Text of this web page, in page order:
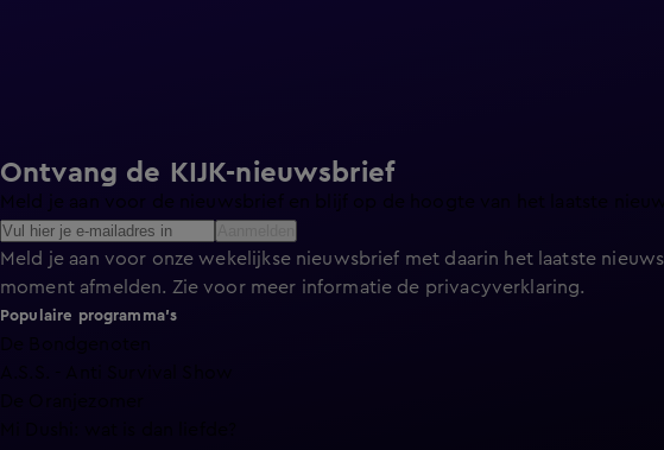
Ontvang de KIJK-nieuwsbrief
Meld je aan voor de nieuwsbrief en blijf op de hoogte van het laatste
Meld je aan voor onze wekelijkse nieuwsbrief met daarin het laatste
moment afmelden. Zie voor meer informatie de privacyverklaring.
Populaire programma's